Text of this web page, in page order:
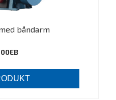
båndarm